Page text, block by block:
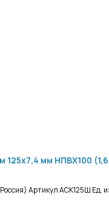
125х7,4 мм
Артикул АСК125Ш Ед.